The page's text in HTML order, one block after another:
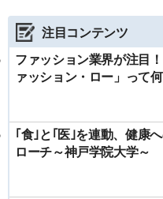
注目コンテンツ
ファッション業界が注目
ァッション・ロー」って
｢食｣と｢医｣を連動、健康
ローチ～神戸学院大学～